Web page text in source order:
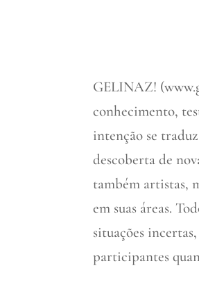
GELINAZ!
conhecimento,
intenção se
descoberta de
também artistas,
em suas áreas.
situações
participantes